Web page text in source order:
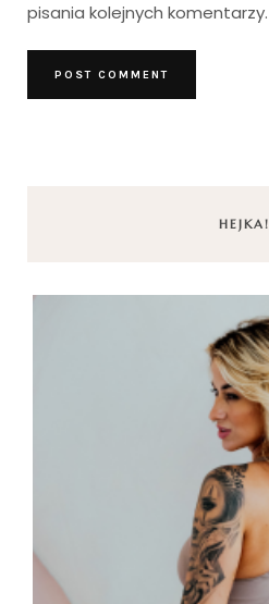
pisania kolejnych komentarzy.
HEJKA!